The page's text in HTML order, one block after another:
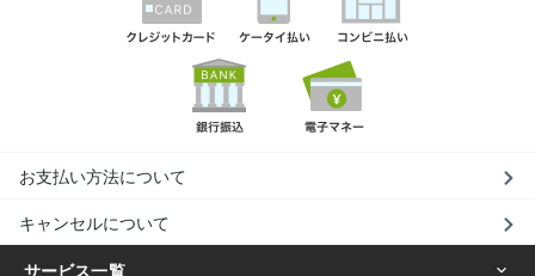
お支払い方法について
キャンセルについて